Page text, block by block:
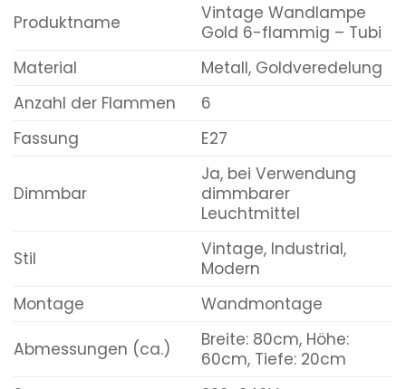
Produktname
Vintage Wandlampe
Gold 6-flammig – Tubi
Material
Metall, Goldveredelung
Anzahl der Flammen
6
Fassung
E27
Dimmbar
Ja, bei Verwendung
dimmbarer
Leuchtmittel
Stil
Vintage, Industrial,
Modern
Montage
Wandmontage
Abmessungen (ca.)
Breite: 80cm, Höhe:
60cm, Tiefe: 20cm